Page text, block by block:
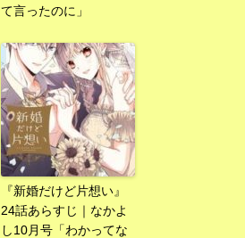
て言ったのに」
『新婚だけど片想い』
24話あらすじ｜なかよ
し10月号「わかってな